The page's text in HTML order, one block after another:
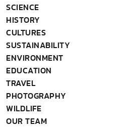
SCIENCE
HISTORY
CULTURES
SUSTAINABILITY
ENVIRONMENT
EDUCATION
TRAVEL
PHOTOGRAPHY
WILDLIFE
OUR TEAM